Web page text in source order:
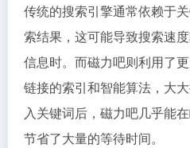
传统的搜索引擎通常依赖于
索结果，这可能导致搜索速
信息时。而磁力吧则利用了
链接的索引和智能算法，大
入关键词后，磁力吧几乎能
节省了大量的等待时间。